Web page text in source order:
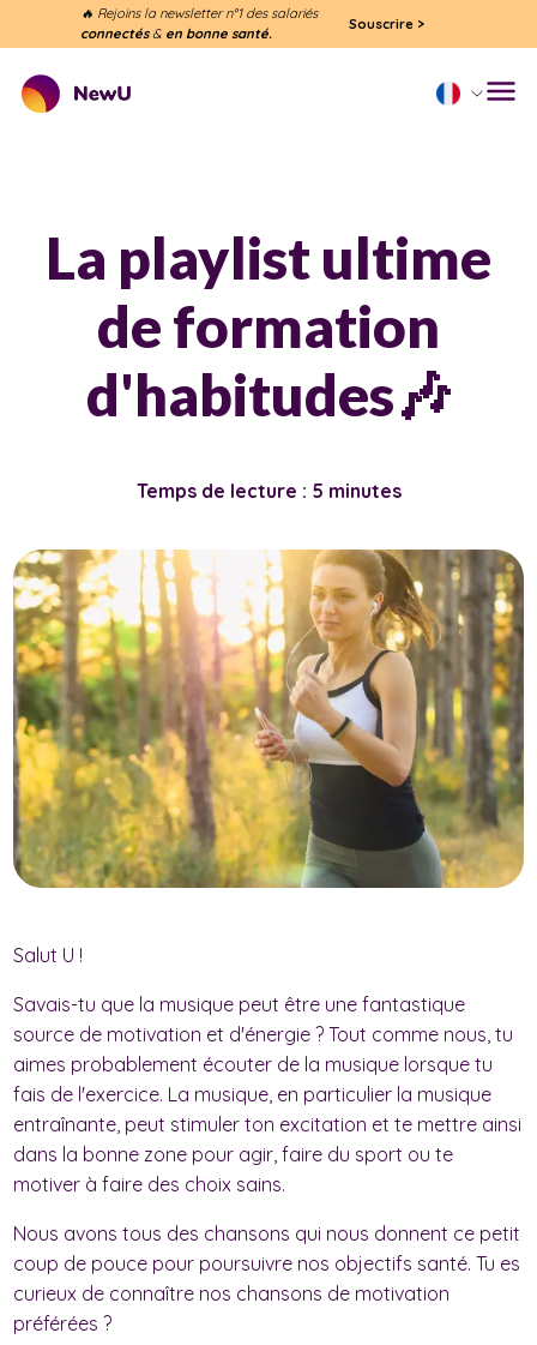
🔥 Rejoins la newsletter n°1 des salariés
connectés& en bonne santé.
Souscrire >
La playlist ultime
de formation
d'habitudes🎶
Temps de lecture : 5 minutes
Salut U !
Savais-tu que la musique peut être une fantastique
source de motivation et d'énergie ? Tout comme nous, tu
aimes probablement écouter de la musique lorsque tu
fais de l'exercice. La musique, en particulier la musique
entraînante, peut stimuler ton excitation et te mettre ainsi
dans la bonne zone pour agir, faire du sport ou te
motiver à faire des choix sains.
Nous avons tous des chansons qui nous donnent ce petit
coup de pouce pour poursuivre nos objectifs santé. Tu es
curieux de connaître nos chansons de motivation
préférées ?